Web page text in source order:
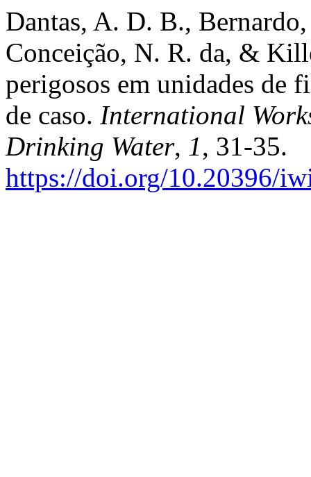
Dantas, A. D. B.,
Conceição, N. R. da, &
perigosos em unidades de
de caso. International
Drinking Water, 1, 31-35.
https://doi.org/10.20396/